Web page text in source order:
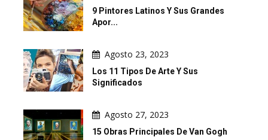
9 Pintores Latinos Y Sus Grandes
Apor...
Agosto 23, 2023
Los 11 Tipos De Arte Y Sus
Significados
Agosto 27, 2023
15 Obras Principales De Van Gogh